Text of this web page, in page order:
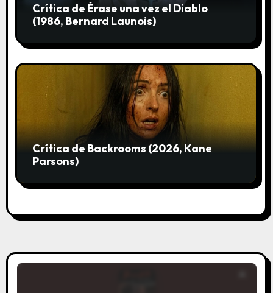
Crítica de Érase una vez el Diablo
(1986, Bernard Launois)
Crítica de Backrooms (2026, Kane
Parsons)